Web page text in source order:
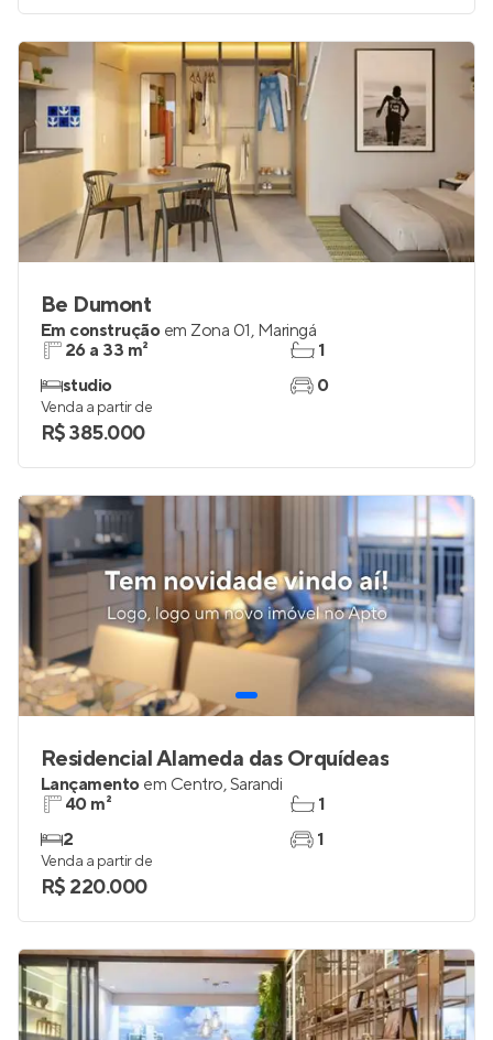
Be Dumont
Em construção em Zona 01, Maringá
26 a 33 m²
studio
1
0
Venda a partir de
R$ 385.000
Residencial Alameda das Orquídeas
Lançamento em Centro,Sarandi
40 m²
2
1
1
Venda a partir de
R$ 220.000